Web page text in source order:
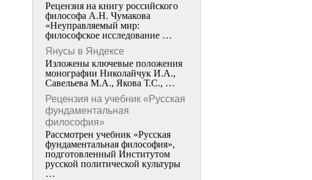
Рецензия на книгу российского
философа А.Н. Чумакова
«Неуправляемый мир:
философское исследование …
Янусы в Яндексе
Изложены ключевые положения
монографии Николайчук И.А.,
Савельева М.А., Якова Т.С., …
Рецензия на учебник «Русская
фундаментальная
философия»
Рассмотрен учебник «Русская
фундаментальная философия»,
подготовленный Институтом
русской политической культуры
…